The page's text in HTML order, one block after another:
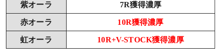
紫オーラ 7R獲得濃厚
赤オーラ 10R獲得濃厚
虹オーラ 10R+V-STOCK獲得濃厚